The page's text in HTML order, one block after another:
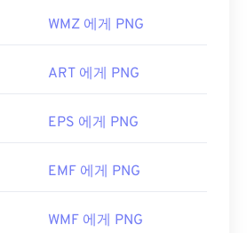
WMZ 에게 PNG
ART 에게 PNG
EPS 에게 PNG
EMF 에게 PNG
WMF 에게 PNG